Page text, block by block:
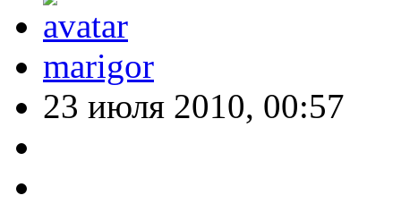
marigor
23 июля 2010, 00:57